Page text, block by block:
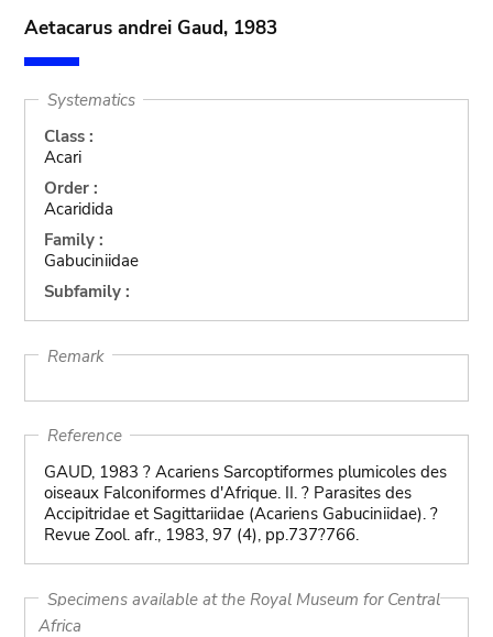
Aetacarus andrei Gaud, 1983
Systematics
Class :
Acari
Order :
Acaridida
Family :
Gabuciniidae
Subfamily :
Remark
Reference
GAUD, 1983 ? Acariens Sarcoptiformes plumicoles des
oiseaux Falconiformes d'Afrique. II. ? Parasites des
Accipitridae et Sagittariidae (Acariens Gabuciniidae). ?
Revue Zool. afr., 1983, 97 (4), pp.737?766.
Specimens available at the Royal Museum for Central
Africa